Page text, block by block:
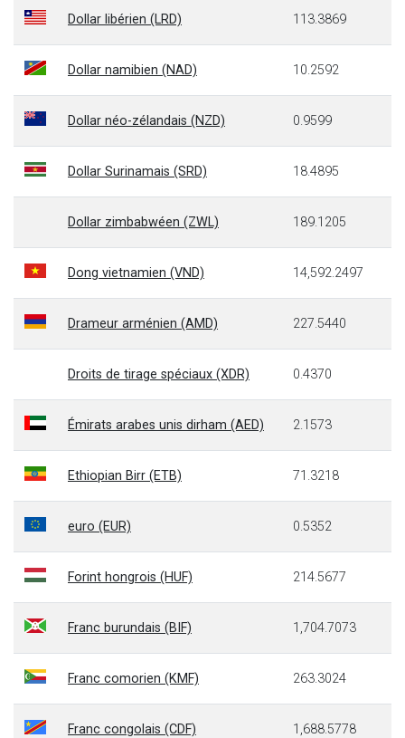
Dollar libérien (LRD) 113.3869
Dollar namibien (NAD) 10.2592
Dollar néo-zélandais (NZD) 0.9599
Dollar Surinamais (SRD) 18.4895
Dollar zimbabwéen (ZWL) 189.1205
Dong vietnamien (VND) 14,592.2497
Drameur arménien (AMD) 227.5440
Droits de tirage spéciaux (XDR) 0.4370
Émirats arabes unis dirham (AED) 2.1573
Ethiopian Birr (ETB) 71.3218
euro (EUR) 0.5352
Forint hongrois (HUF) 214.5677
Franc burundais (BIF) 1,704.7073
Franc comorien (KMF) 263.3024
Franc congolais (CDF) 1,688.5778